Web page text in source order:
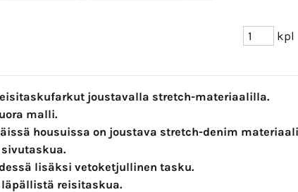
kpl
joustavalla stretch-materiaalilla.
malli.
housuissa on joustava stretch-denim
sivutaskua.
lisäksi vetoketjullinen tasku.
läpällistä reisitaskua.